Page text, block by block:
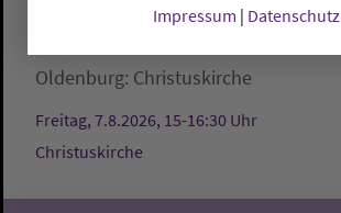
Christuskirche
Oldenburg: Christuskirche
Freitag, 7.8.2026, 15-16:30 Uhr
Christuskirche
Impressum | Datenschutz